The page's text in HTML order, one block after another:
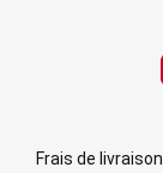
Frais de livraison